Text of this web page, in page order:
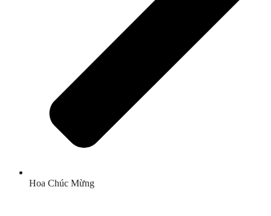
Hoa Chúc Mừng